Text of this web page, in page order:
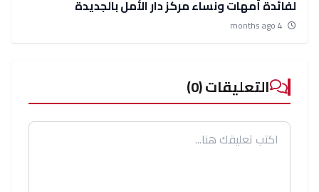
لفائدة أمهات ونساء مركز دار الأمل بالجديدة
التعليقات (0)